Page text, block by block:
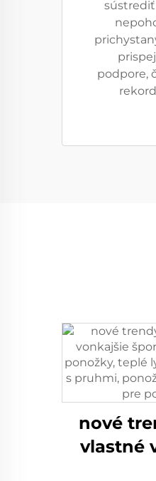
podpore,
nové
vlastné